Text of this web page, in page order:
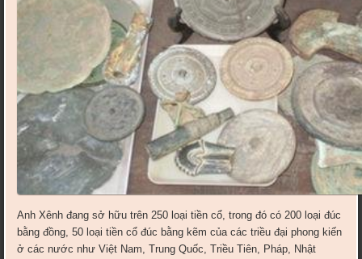
Anh Xênh đang sở hữu trên 250 loại tiền cổ, trong đó có 200 loại đúc
bằng đồng, 50 loại tiền cổ đúc bằng kẽm của các triều đại phong kiến
ở các nước như Việt Nam, Trung Quốc, Triều Tiên, Pháp, Nhật